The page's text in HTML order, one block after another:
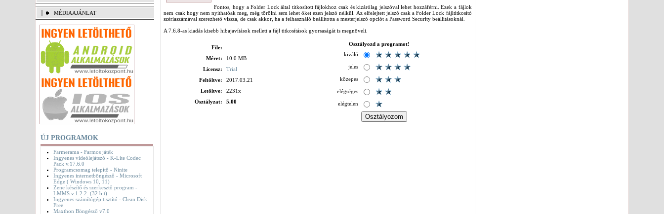
MÉDIAAJÁNLAT
ÚJ PROGRAMOK
Farmerama - Farmos játék
Ingyenes videólejátszó - K-Lite Codec
Pack v.17.6.0
Programcsomag telepítő - Ninite
Ingyenes internetböngésző - Microsoft
Edge ( Windows 10, 11)
Zene készítő és szerkesztő program -
LMMS v.1.2.2. (32 bit)
Ingyenes számítógép tisztító - Clean Disk
Free
Maxthon Böngésző v7.0
Fontos, hogy a Folder Lock által titkosított fájlokhoz csak és kizárólag jelszóval lehet hozzáférni. Ezek a fájlok
nem csak hogy nem nyithatóak meg, még törölni sem lehet őket ezen jelszó nélkül. Az elfelejtett jelszó csak a Folder Lock fájltitkosító
szériaszámával szerezhető vissza, de csak akkor, ha a felhasználó beállította a mesterjelszó opciót a Password Security beállításoknál.
A 7.6.8-as kiadás kisebb hibajavítások mellett a fájl titkosítások gyorsaságát is megnöveli.
File:
Méret:
10.0 MB
Licensz:
Trial
Feltöltve:
2017.03.21
Letöltve:
2231x
Osztályzat:
5.00
Osztályozd a programot!
kiváló
jeles
közepes
elégséges
elégtelen